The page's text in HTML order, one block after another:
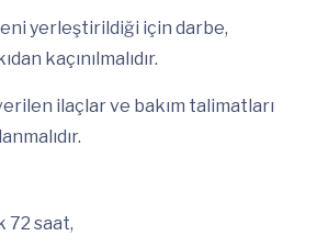
yerleştirildiği için darbe,
kaçınılmalıdır.
ilaçlar ve bakım talimatları
72 saat,